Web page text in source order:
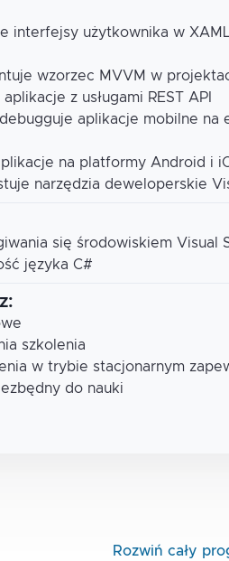
interfejsy użytkownika w
wzorzec MVVM w
z usługami REST API
aplikacje mobilne na
na platformy Android i
narzędzia deweloperskie
się środowiskiem Visual
języka C#
szkolenia
w trybie stacjonarnym
do nauki
Rozwiń cały